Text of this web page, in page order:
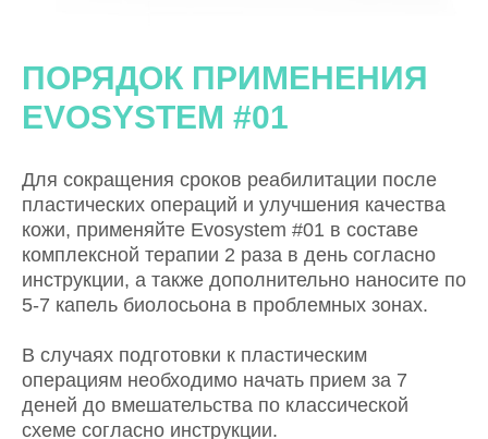
ПОРЯДОК ПРИМЕНЕНИЯ
EVOSYSTEM #01
Для сокращения сроков реабилитации после
пластических операций и улучшения качества
кожи, применяйте Evosystem #01 в составе
комплексной терапии 2 раза в день согласно
инструкции, а также дополнительно наносите по
5-7 капель биолосьона в проблемных зонах.
В случаях подготовки к пластическим
операциям необходимо начать прием за 7
деней до вмешательства по классической
схеме согласно инструкции.